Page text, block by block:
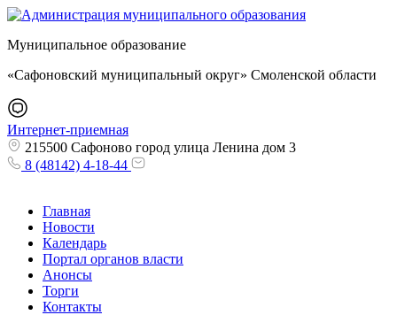
Муниципальное образование
«Сафоновский муниципальный округ» Смоленской области
Интернет-приемная
215500 Сафоново город улица Ленина дом 3
8 (48142) 4-18-44
Главная
Новости
Календарь
Портал органов власти
Анонсы
Торги
Контакты